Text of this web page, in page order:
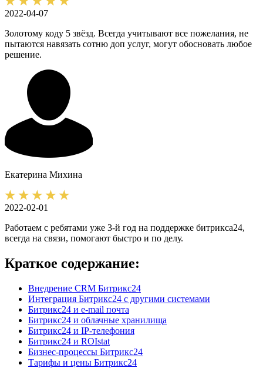
2022-04-07
Золотому коду 5 звёзд. Всегда учитывают все пожелания, не
пытаются навязать сотню доп услуг, могут обосновать любое
решение.
Екатерина Михина
2022-02-01
Работаем с ребятами уже 3-й год на поддержке битрикса24,
всегда на связи, помогают быстро и по делу.
Краткое содержание:
Внедрение CRM Битрикс24
Интеграция Битрикс24 с другими системами
Битрикс24 и e-mail почта
Битрикс24 и облачные хранилища
Битрикс24 и IP-телефония
Битрикс24 и ROIstat
Бизнес-процессы Битрикс24
Тарифы и цены Битрикс24